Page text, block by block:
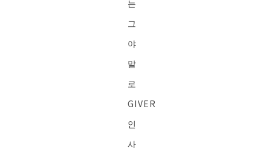
는
그
야
말
로
GIVER
인
사